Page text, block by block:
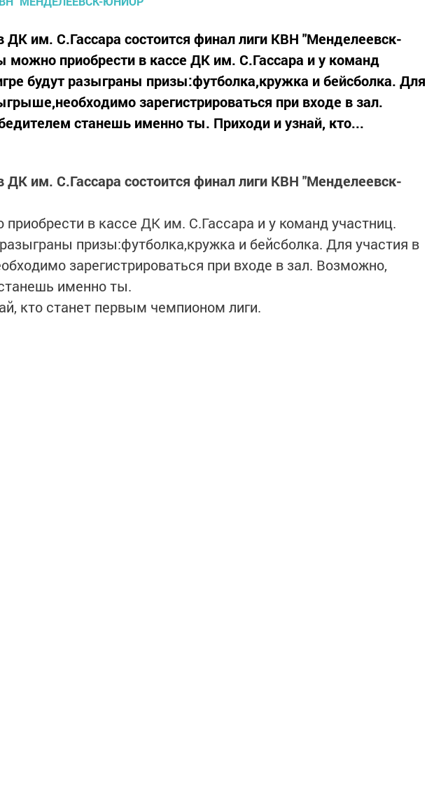
ДК им. С.Гассара состоится финал лиги КВН "Менделеевск-
можно приобрести в кассе ДК им. С.Гассара и у команд
будут разыграны призы:футболка,кружка и бейсболка. Для
зарегистрироваться при входе в зал.
станешь именно ты. Приходи и узнай, кто...
ДК им. С.Гассара состоится финал лиги КВН "Менделеевск-
в кассе ДК им. С.Гассара и у команд участниц.
призы:футболка,кружка и бейсболка. Для участия в
зарегистрироваться при входе в зал. Возможно,
именно ты.
кто станет первым чемпионом лиги.